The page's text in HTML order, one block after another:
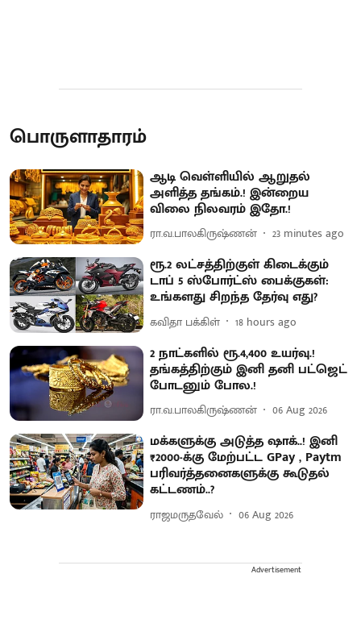
பொருளாதாரம்
ஆடி வெள்ளியில் ஆறுதல்
அளித்த தங்கம்.! இன்றைய
விலை நிலவரம் இதோ.!
ரா.வ.பாலகிருஷ்ணன் 23 minutes ago
ரூ.2 லட்சத்திற்குள் கிடைக்கும்
டாப் 5 ஸ்போர்ட்ஸ் பைக்குகள்:
உங்களது சிறந்த தேர்வு எது?
கவிதா பக்கிள் 18 hours ago
2 நாட்களில் ரூ.4,400 உயர்வு.!
தங்கத்திற்கும் இனி தனி பட்ஜெட்
போடனும் போல.!
ரா.வ.பாலகிருஷ்ணன் 06 Aug 2026
மக்களுக்கு அடுத்த ஷாக்..! இனி
₹2000-க்கு மேற்பட்ட GPay , Paytm
பரிவர்த்தனைகளுக்கு கூடுதல்
கட்டணம்..?
ராஜமருதவேல் 06 Aug 2026
Advertisement